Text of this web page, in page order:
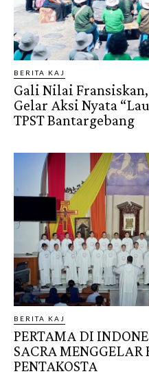
BERITA KAJ
Gali Nilai Fransiskan,
Gelar Aksi Nyata
TPST Bantargebang
BERITA KAJ
PERTAMA DI
SACRA MENGGELAR
PENTAKOSTA